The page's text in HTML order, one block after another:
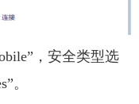
，安全类型选
。